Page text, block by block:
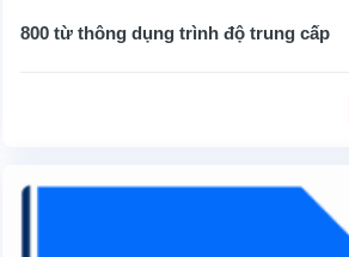
800 từ thông dụng trình độ trung cấp